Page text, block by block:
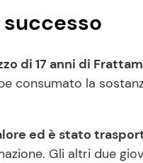
successo
di 17 anni di
consumato la
ed è stato
Gli altri due